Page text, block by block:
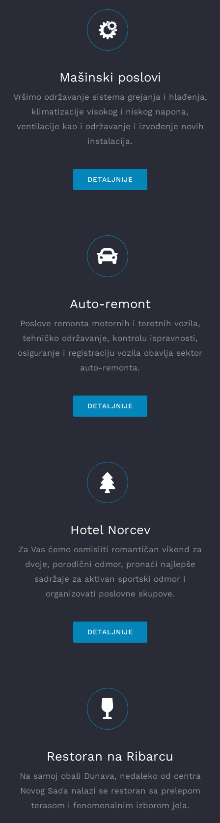
Mašinski poslovi
Vršimo održavanje sistema grejanja i hlađenja,
klimatizacije visokog i niskog napona,
ventilacije kao i održavanje i izvođenje novih
instalacija.
DETALJNIJE
Auto-remont
Poslove remonta motornih i teretnih vozila,
tehničko održavanje, kontrolu ispravnosti,
osiguranje i registraciju vozila obavlja sektor
auto-remonta.
DETALJNIJE
Hotel Norcev
Za Vas ćemo osmisliti romantičan vikend za
dvoje, porodični odmor, pronaći najlepše
sadržaje za aktivan sportski odmor i
organizovati poslovne skupove.
DETALJNIJE
Restoran na Ribarcu
Na samoj obali Dunava, nedaleko od centra
Novog Sada nalazi se restoran sa prelepom
terasom i fenomenalnim izborom jela.